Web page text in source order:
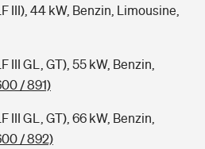
III), 44 kW, Benzin, Limousine,
III GL, GT), 55 kW, Benzin,
/ 891)
III GL, GT), 66 kW, Benzin,
/ 892)